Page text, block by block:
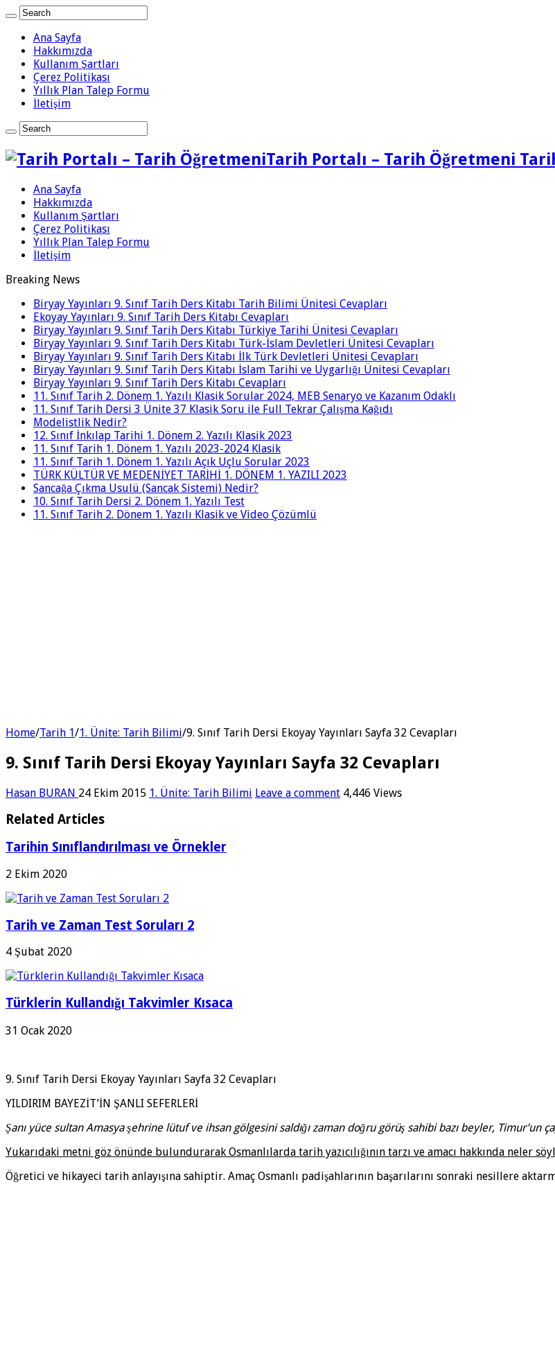
Ana Sayfa
Hakkımızda
Kullanım Şartları
Çerez Politikası
Yıllık Plan Talep Formu
İletişim
Tarih Portalı – Tarih Öğretmeni
Ana Sayfa
Hakkımızda
Kullanım Şartları
Çerez Politikası
Yıllık Plan Talep Formu
İletişim
Breaking News
Biryay Yayınları 9. Sınıf Tarih Ders Kitabı Tarih Bilimi Ünitesi Cevapları
Ekoyay Yayınları 9. Sınıf Tarih Ders Kitabı Cevapları
Biryay Yayınları 9. Sınıf Tarih Ders Kitabı Türkiye Tarihi Ünitesi Cevapları
Biryay Yayınları 9. Sınıf Tarih Ders Kitabı Türk-İslam Devletleri Ünitesi Cevapları
Biryay Yayınları 9. Sınıf Tarih Ders Kitabı İlk Türk Devletleri Ünitesi Cevapları
Biryay Yayınları 9. Sınıf Tarih Ders Kitabı İslam Tarihi ve Uygarlığı Ünitesi Cevapları
Biryay Yayınları 9. Sınıf Tarih Ders Kitabı Cevapları
11. Sınıf Tarih 2. Dönem 1. Yazılı Klasik Sorular 2024, MEB Senaryo ve Kazanım Odaklı
11. Sınıf Tarih Dersi 3 Ünite 37 Klasik Soru ile Full Tekrar Çalışma Kağıdı
Modelistlik Nedir?
12. Sınıf İnkılap Tarihi 1. Dönem 2. Yazılı Klasik 2023
11. Sınıf Tarih 1. Dönem 1. Yazılı 2023-2024 Klasik
11. Sınıf Tarih 1. Dönem 1. Yazılı Açık Uçlu Sorular 2023
TÜRK KÜLTÜR VE MEDENİYET TARİHİ 1. DÖNEM 1. YAZILI 2023
Sancağa Çıkma Usulü (Sancak Sistemi) Nedir?
10. Sınıf Tarih Dersi 2. Dönem 1. Yazılı Test
11. Sınıf Tarih 2. Dönem 1. Yazılı Klasik ve Video Çözümlü
Home/Tarih 1/1. Ünite: Tarih Bilimi/9. Sınıf Tarih Dersi Ekoyay Yayınları Sayfa 32 Cevapları
9. Sınıf Tarih Dersi Ekoyay Yayınları Sayfa 32 Cevapları
Hasan BURAN 24 Ekim 2015 1. Ünite: Tarih Bilimi Leave a comment 4,446 Views
Related Articles
Tarihin Sınıflandırılması ve Örnekler
2 Ekim 2020
Tarih ve Zaman Test Soruları 2
4 Şubat 2020
Türklerin Kullandığı Takvimler Kısaca
31 Ocak 2020
9. Sınıf Tarih Dersi Ekoyay Yayınları Sayfa 32 Cevapları
YILDIRIM BAYEZİT’İN ŞANLI SEFERLERİ
Şanı yüce sultan Amasya şehrine lütuf ve ihsan gölgesini saldığı zaman doğru görüş sahibi bazı beyler,
Yukarıdaki metni göz önünde bulundurarak Osmanlılarda tarih yazıcılığının tarzı ve amacı hakkında neler
Öğretici ve hikayeci tarih anlayışına sahiptir. Amaç Osmanlı padişahlarının başarılarını sonraki nesillere